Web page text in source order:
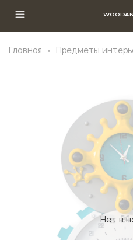
Главная Предметы
Нет в